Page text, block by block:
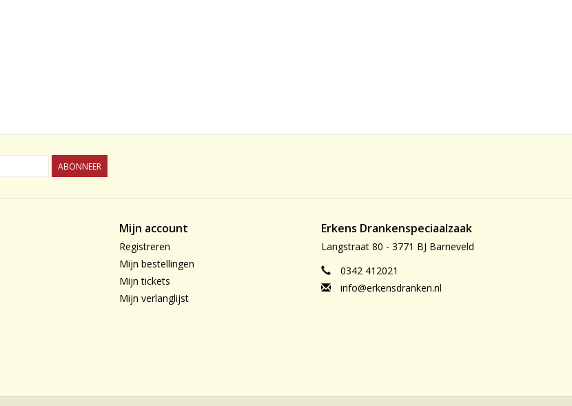
ABONNEER
Mijn account
Registreren
Mijn bestellingen
Mijn tickets
Mijn verlanglijst
Erkens Drankenspeciaalzaak
Langstraat 80 - 3771 BJ Barneveld
0342 412021
info@erkensdranken.nl